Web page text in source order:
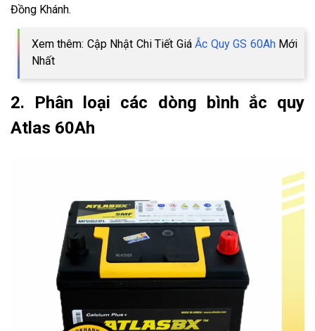
Đồng Khánh.
Xem thêm: Cập Nhật Chi Tiết GiáẮc Quy GS 60AhMới
Nhất
2. Phân loại các dòng bình ắc quy
Atlas 60Ah